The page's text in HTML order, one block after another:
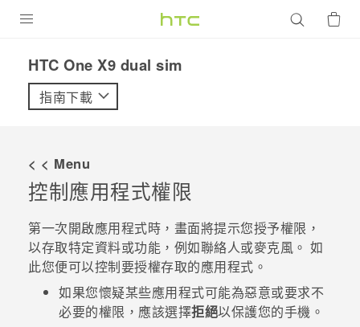
VIVE
配件
優惠專區
焦點訊息
校園專案
銷售門市
銷售通路
支援服務
HTC One X9 dual sim‎
指南下載
< < Menu
控制應用程式權限
第一次開啟應用程式時，畫面將提示您授予權限，
以存取特定資料或功能，例如聯絡人或麥克風。 如
此您便可以控制要授權存取的應用程式。
如果您懷疑某些應用程式可能為惡意或要求不
必要的權限，應該選擇拒絕以保護您的手機。